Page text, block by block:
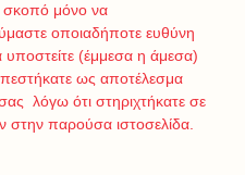
σκοπό μόνο να
οποιαδήποτε ευθύνη
υποστείτε (έμμεσα η άμεσα)
ως αποτέλεσμα
λόγω ότι στηριχτήκατε σε
παρούσα ιστοσελίδα.